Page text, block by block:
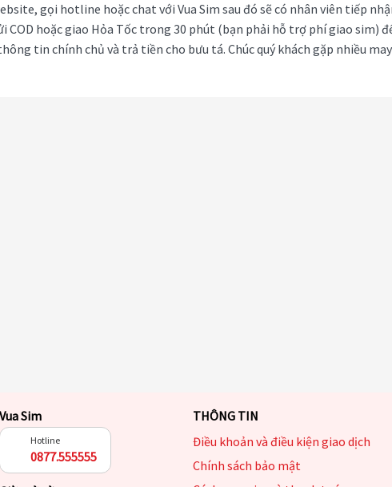
gọi hotline hoặc chat với Vua Sim sau đó sẽ có nhân viên tiếp
COD hoặc giao Hỏa Tốc trong 30 phút (bạn phải hỗ trợ phí giao sim)
tin chính chủ và trả tiền cho bưu tá. Chúc quý khách gặp nhiều
Vua Sim
Hotline
0877.555555
THÔNG TIN
Điều khoản và điều kiện giao dịch
Chính sách bảo mật